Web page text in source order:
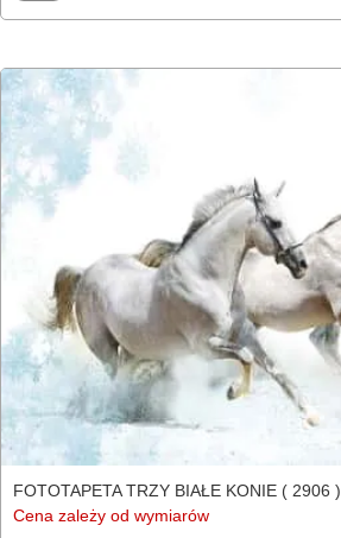
FOTOTAPETA TRZY BIAŁE KONIE ( 2906 )
Cena zależy od wymiarów